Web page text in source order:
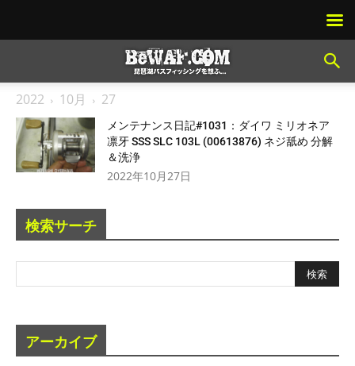
2022 10月 27
メンテナンス日記#1031：ダイワ ミリオネア
凛牙 SSS SLC 103L (00613876) ネジ舐め 分解
＆洗浄
2022年10月27日
検索サーチ
アーカイブ